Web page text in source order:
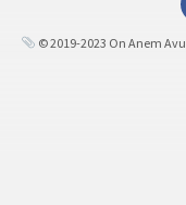
© 2019-2023 On Anem